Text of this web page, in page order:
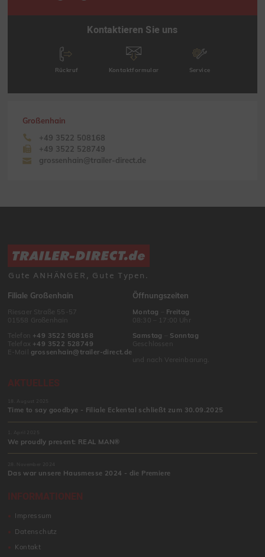
Kontaktieren Sie uns
Rückruf Kontaktformular Service
Großenhain
+49 3522 508168
+49 3522 528749
grossenhain@trailer-direct.de
Gute ANHÄNGER, Gute Typen.
Filiale Großenhain
Riesaer Straße 55-57
01558 Großenhain
Telefon +49 3522 508168
Telefax +49 3522 528749
E-Mail grossenhain@trailer-direct.de
Öffnungszeiten
Montag
Freitag
08:30 – 17:00 Uhr
Samstag
Sonntag
Geschlossen
und nach Vereinbarung.
AKTUELLES
18. August 2025
Time to say goodbye - Filiale Eckental schließt zum 30.09.2025
1. April 2025
We proudly present: REAL MAN®
28. November 2024
Das war unsere Hausmesse 2024 - die Premiere
INFORMATIONEN
Impressum
Datenschutz
Kontakt